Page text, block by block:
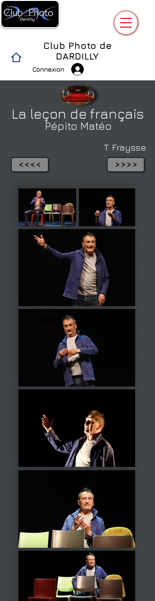
Club Photo de
DARDILLY
Connexion
La leçon de français
Pépito Matéo
T. Fraysse
<<<< >>>>